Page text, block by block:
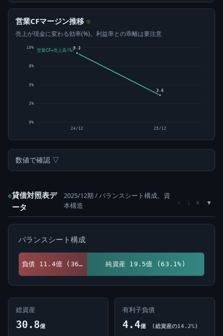
営業CFマージン推移 ⊙
売上が現金に変わる効率(%)。利益率との乖離は要注意
0%
3%
5%
8%
10% 9.3
24/12
3.6
25/12
営業CF÷売上高(%)
数値で確認 ▽
e貸借対照表デ
ータ
2025/12期 / バランスシート構成、資
本構造
↑ ↓ ×
バランスシート構成
負債 11.4億 (36.9%) 純資産 19.5億 (63.1%)
総資産
30.8億
有利子負債
4.4億 (総資産の14.2%)